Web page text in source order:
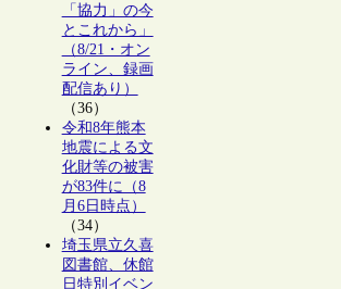
「協力」の今
とこれから」
（8/21・オン
ライン、録画
配信あり）
（36）
令和8年熊本
地震による文
化財等の被害
が83件に（8
月6日時点）
（34）
埼玉県立久喜
図書館、休館
日特別イベン